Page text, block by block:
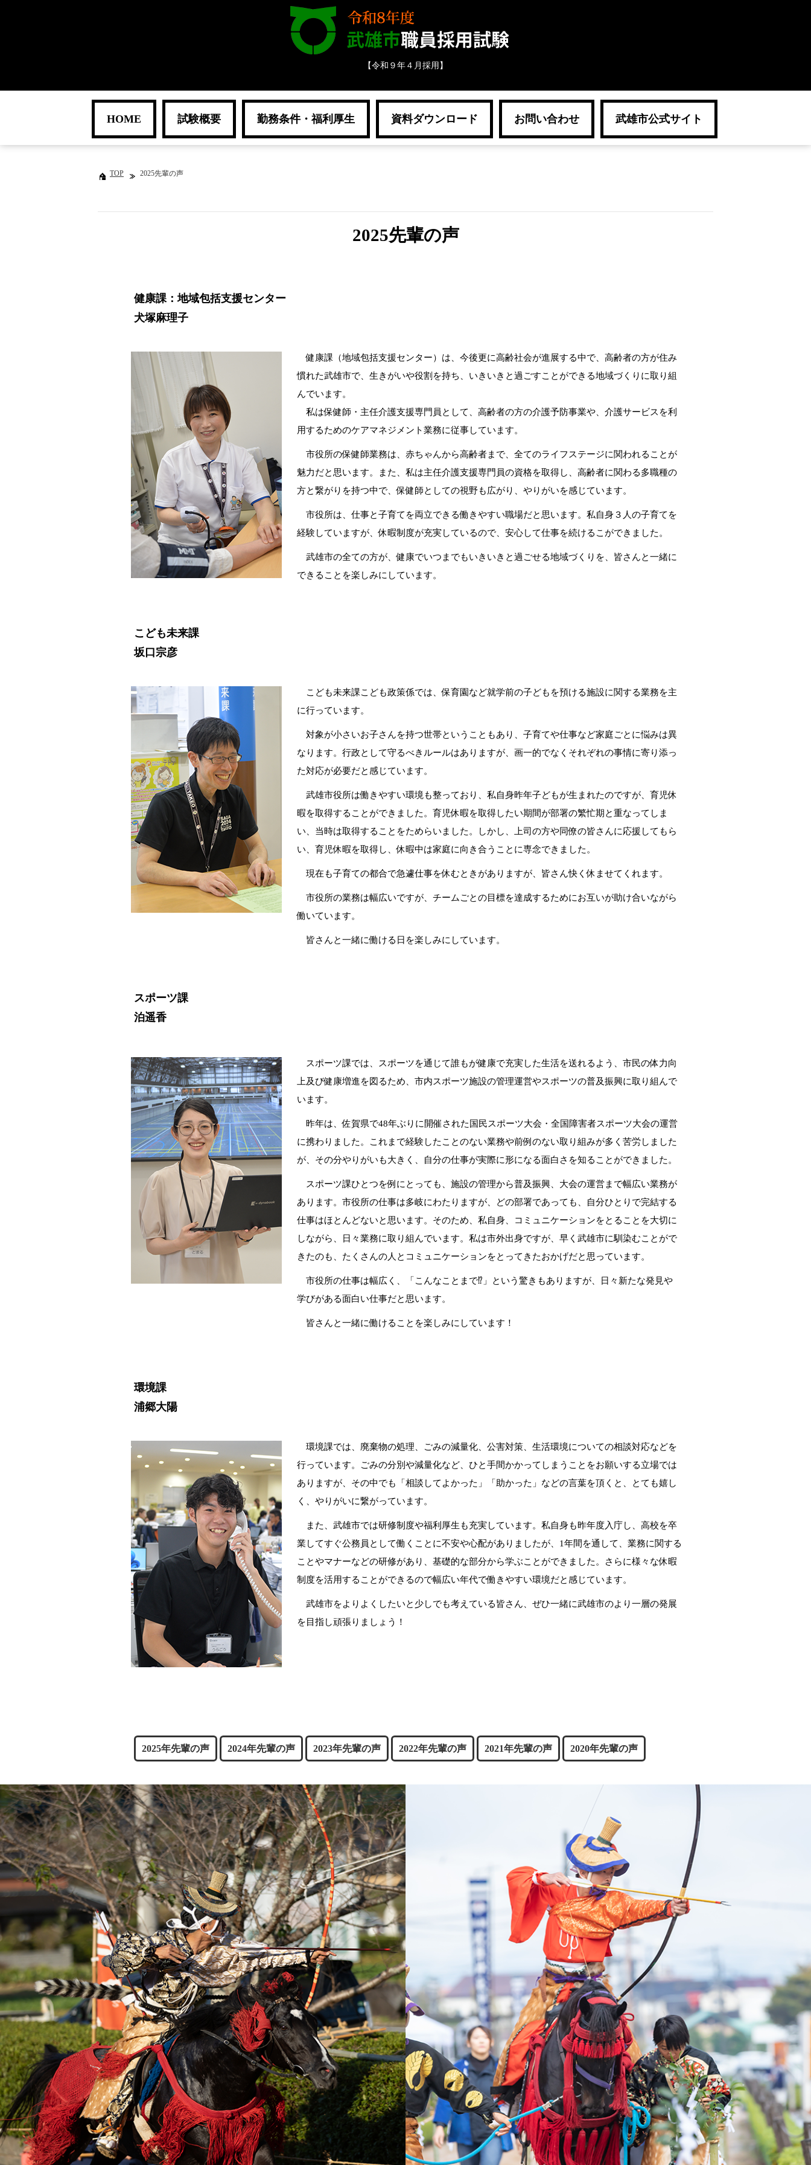
【令和９年４月採用】
HOME 試験概要 勤務条件・福利厚生 資料ダウンロード お問い合わせ 武雄市公式サイト
TOP 2025先輩の声
2025先輩の声
健康課：地域包括支援センター
犬塚麻理子
健康課（地域包括支援センター）は、今後更に高齢社会が進展する中で、高齢者の方が住み
慣れた武雄市で、生きがいや役割を持ち、いきいきと過ごすことができる地域づくりに取り組
んでいます。
私は保健師・主任介護支援専門員として、高齢者の方の介護予防事業や、介護サービスを利
用するためのケアマネジメント業務に従事しています。
市役所の保健師業務は、赤ちゃんから高齢者まで、全てのライフステージに関われることが
魅力だと思います。また、私は主任介護支援専門員の資格を取得し、高齢者に関わる多職種の
方と繋がりを持つ中で、保健師としての視野も広がり、やりがいを感じています。
市役所は、仕事と子育てを両立できる働きやすい職場だと思います。私自身３人の子育てを
経験していますが、休暇制度が充実しているので、安心して仕事を続けるこができました。
武雄市の全ての方が、健康でいつまでもいきいきと過ごせる地域づくりを、皆さんと一緒に
できることを楽しみにしています。
こども未来課
坂口宗彦
こども未来課こども政策係では、保育園など就学前の子どもを預ける施設に関する業務を主
に行っています。
対象が小さいお子さんを持つ世帯ということもあり、子育てや仕事など家庭ごとに悩みは異
なります。行政として守るべきルールはありますが、画一的でなくそれぞれの事情に寄り添っ
た対応が必要だと感じています。
武雄市役所は働きやすい環境も整っており、私自身昨年子どもが生まれたのですが、育児休
暇を取得することができました。育児休暇を取得したい期間が部署の繁忙期と重なってしま
い、当時は取得することをためらいました。しかし、上司の方や同僚の皆さんに応援してもら
い、育児休暇を取得し、休暇中は家庭に向き合うことに専念できました。
現在も子育ての都合で急遽仕事を休むときがありますが、皆さん快く休ませてくれます。
市役所の業務は幅広いですが、チームごとの目標を達成するためにお互いが助け合いながら
働いています。
皆さんと一緒に働ける日を楽しみにしています。
スポーツ課
泊遥香
スポーツ課では、スポーツを通じて誰もが健康で充実した生活を送れるよう、市民の体力向
上及び健康増進を図るため、市内スポーツ施設の管理運営やスポーツの普及振興に取り組んで
います。
昨年は、佐賀県で48年ぶりに開催された国民スポーツ大会・全国障害者スポーツ大会の運営
に携わりました。これまで経験したことのない業務や前例のない取り組みが多く苦労しました
が、その分やりがいも大きく、自分の仕事が実際に形になる面白さを知ることができました。
スポーツ課ひとつを例にとっても、施設の管理から普及振興、大会の運営まで幅広い業務が
あります。市役所の仕事は多岐にわたりますが、どの部署であっても、自分ひとりで完結する
仕事はほとんどないと思います。そのため、私自身、コミュニケーションをとることを大切に
しながら、日々業務に取り組んでいます。私は市外出身ですが、早く武雄市に馴染むことがで
きたのも、たくさんの人とコミュニケーションをとってきたおかげだと思っています。
市役所の仕事は幅広く、「こんなことまで⁉」という驚きもありますが、日々新たな発見や
学びがある面白い仕事だと思います。
皆さんと一緒に働けることを楽しみにしています！
環境課
浦郷大陽
環境課では、廃棄物の処理、ごみの減量化、公害対策、生活環境についての相談対応などを
行っています。ごみの分別や減量化など、ひと手間かかってしまうことをお願いする立場では
ありますが、その中でも「相談してよかった」「助かった」などの言葉を頂くと、とても嬉し
く、やりがいに繋がっています。
また、武雄市では研修制度や福利厚生も充実しています。私自身も昨年度入庁し、高校を卒
業してすぐ公務員として働くことに不安や心配がありましたが、1年間を通して、業務に関する
ことやマナーなどの研修があり、基礎的な部分から学ぶことができました。さらに様々な休暇
制度を活用することができるので幅広い年代で働きやすい環境だと感じています。
武雄市をよりよくしたいと少しでも考えている皆さん、ぜひ一緒に武雄市のより一層の発展
を目指し頑張りましょう！
2025年先輩の声 2024年先輩の声 2023年先輩の声 2022年先輩の声 2021年先輩の声 2020年先輩の声